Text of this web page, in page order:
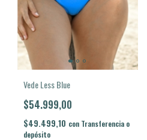
Vede Less Blue
$54.999,00
$49.499,10 con Transferencia o
depósito